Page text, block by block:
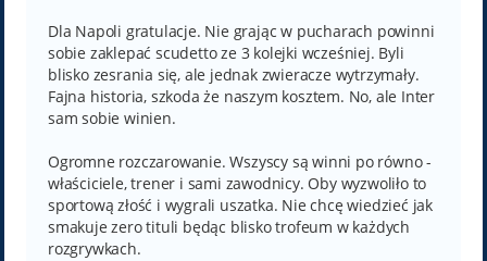
Dla Napoli gratulacje. Nie grając w pucharach powinni
sobie zaklepać scudetto ze 3 kolejki wcześniej. Byli
blisko zesrania się, ale jednak zwieracze wytrzymały.
Fajna historia, szkoda że naszym kosztem. No, ale Inter
sam sobie winien.
Ogromne rozczarowanie. Wszyscy są winni po równo -
właściciele, trener i sami zawodnicy. Oby wyzwoliło to
sportową złość i wygrali uszatka. Nie chcę wiedzieć jak
smakuje zero tituli będąc blisko trofeum w każdych
rozgrywkach.